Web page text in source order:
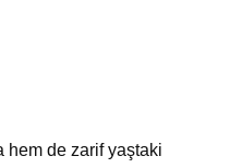
hem de zarif yaştaki